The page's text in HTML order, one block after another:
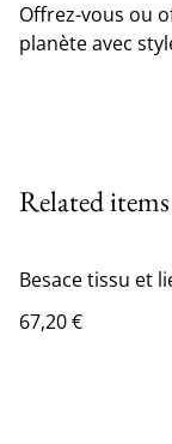
Offrez-vous ou
planète avec
Related items
Besace tissu et
67,20 €